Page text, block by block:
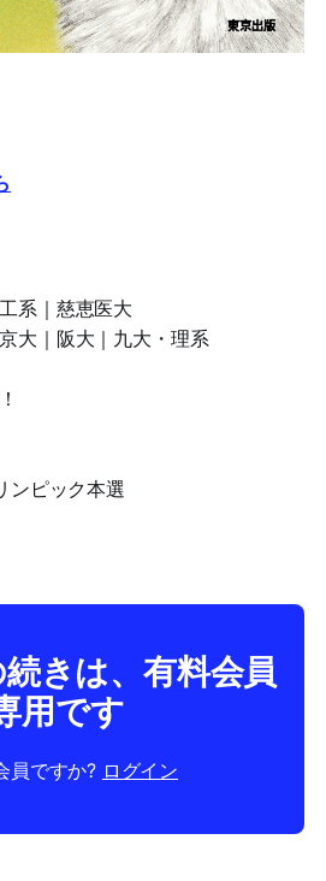
系｜慈恵医大
大｜阪大｜九大・理系
ンピック本選
きは、有料会員
用です
員ですか? ログイン